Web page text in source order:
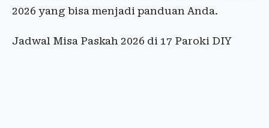
2026 yang bisa menjadi panduan Anda.
Jadwal Misa Paskah 2026 di 17 Paroki DIY